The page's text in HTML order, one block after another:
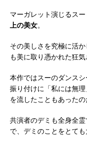
マーガレット演じるス
上の美女。
その美しさを究極に活
も美に取り憑かれた狂
本作ではスーのダンス
振り付けに「私には無
を流したこともあったの
共演者のデミも全身全
で、デミのことをとて